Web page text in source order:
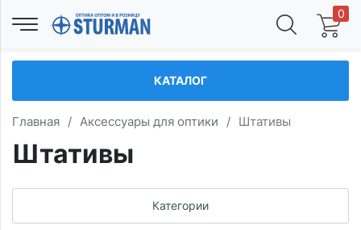
0
КАТАЛОГ
Главная / Аксессуары для оптики / Штативы
Штативы
Категории